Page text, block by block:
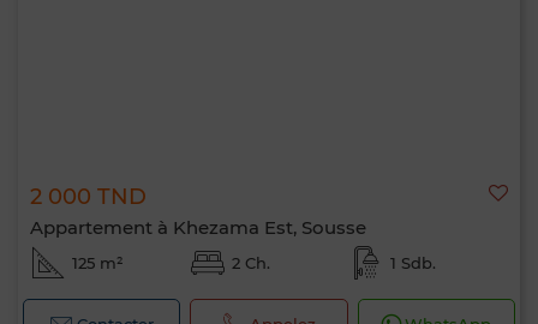
2 000 TND
Appartement à Khezama Est, Sousse
125 m² 2 Ch. 1 Sdb.